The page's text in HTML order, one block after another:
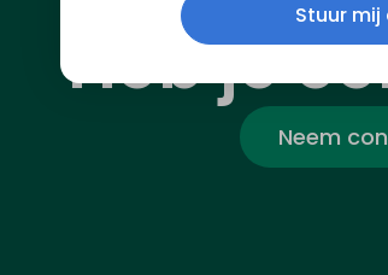
Heb je
Neem
Stuur mij